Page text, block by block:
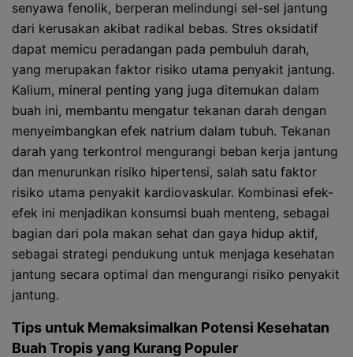
senyawa fenolik, berperan melindungi sel-sel jantung
dari kerusakan akibat radikal bebas. Stres oksidatif
dapat memicu peradangan pada pembuluh darah,
yang merupakan faktor risiko utama penyakit jantung.
Kalium, mineral penting yang juga ditemukan dalam
buah ini, membantu mengatur tekanan darah dengan
menyeimbangkan efek natrium dalam tubuh. Tekanan
darah yang terkontrol mengurangi beban kerja jantung
dan menurunkan risiko hipertensi, salah satu faktor
risiko utama penyakit kardiovaskular. Kombinasi efek-
efek ini menjadikan konsumsi buah menteng, sebagai
bagian dari pola makan sehat dan gaya hidup aktif,
sebagai strategi pendukung untuk menjaga kesehatan
jantung secara optimal dan mengurangi risiko penyakit
jantung.
Tips untuk Memaksimalkan Potensi Kesehatan
Buah Tropis yang Kurang Populer